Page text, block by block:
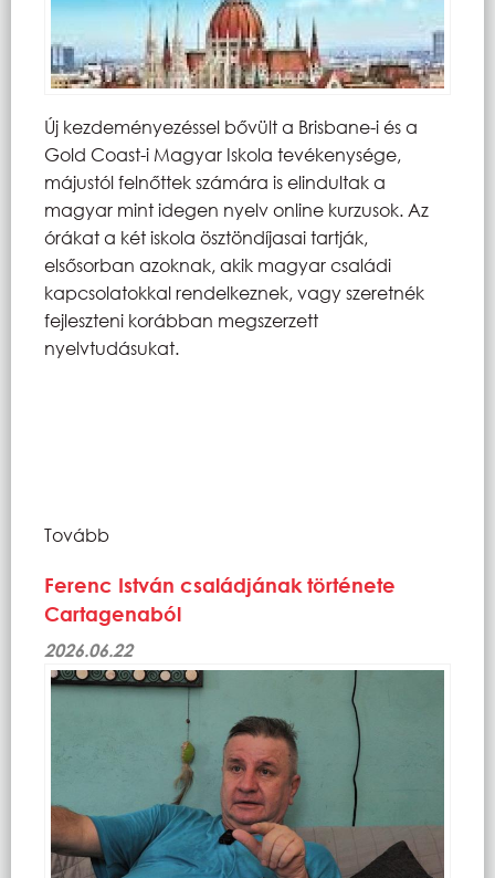
Új kezdeményezéssel bővült a Brisbane-i és a
Gold Coast-i Magyar Iskola tevékenysége,
májustól felnőttek számára is elindultak a
magyar mint idegen nyelv online kurzusok. Az
órákat a két iskola ösztöndíjasai tartják,
elsősorban azoknak, akik magyar családi
kapcsolatokkal rendelkeznek, vagy szeretnék
fejleszteni korábban megszerzett
nyelvtudásukat.
Tovább
Ferenc István családjának története
Cartagenaból
2026.06.22